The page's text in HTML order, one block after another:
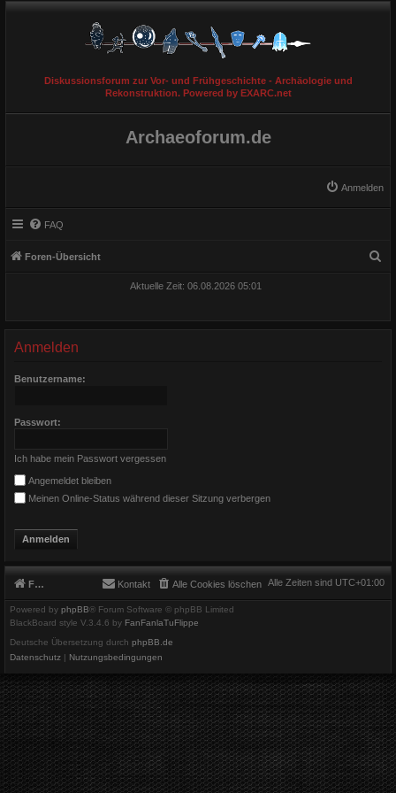
Diskussionsforum zur Vor- und Frühgeschichte - Archäologie und
Rekonstruktion. Powered by EXARC.net
Archaeoforum.de
Anmelden
FAQ
Foren-Übersicht
Aktuelle Zeit: 06.08.2026 05:01
Anmelden
Benutzername:
Passwort:
Ich habe mein Passwort vergessen
Angemeldet bleiben
Meinen Online-Status während dieser Sitzung verbergen
Foren-Übersicht Alle Zeiten sind UTC+01:00
Alle Cookies löschen
Kontakt
Powered by phpBB® Forum Software © phpBB Limited
BlackBoard style V.3.4.6 by FanFanlaTuFlippe
Deutsche Übersetzung durch phpBB.de
Datenschutz | Nutzungsbedingungen